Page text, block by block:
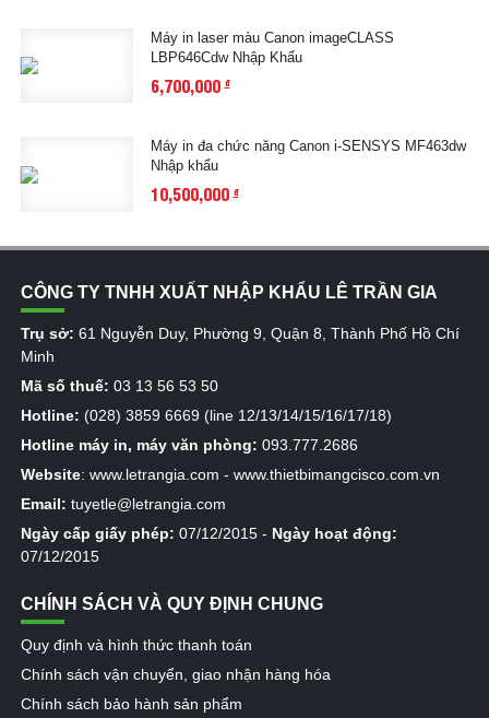
Máy in laser màu Canon imageCLASS
LBP646Cdw Nhập Khẩu
6,700,000đ
Máy in đa chức năng Canon i-SENSYS MF463dw
Nhập khẩu
10,500,000đ
CÔNG TY TNHH XUẤT NHẬP KHẨU LÊ TRẦN GIA
Trụ sở: 61 Nguyễn Duy, Phường 9, Quận 8, Thành Phố Hồ Chí
Minh
Mã số thuế: 03 13 56 53 50
Hotline: (028) 3859 6669 (line 12/13/14/15/16/17/18)
Hotline máy in, máy văn phòng: 093.777.2686
Website: www.letrangia.com - www.thietbimangcisco.com.vn
Email: tuyetle@letrangia.com
Ngày cấp giấy phép: 07/12/2015 - Ngày hoạt động:
07/12/2015
CHÍNH SÁCH VÀ QUY ĐỊNH CHUNG
Quy định và hình thức thanh toán
Chính sách vận chuyển, giao nhận hàng hóa
Chính sách bảo hành sản phẩm